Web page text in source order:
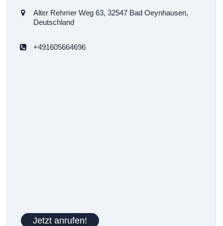
Alter Rehmer Weg 63, 32547 Bad Oeynhausen,
Deutschland
+491605664696
Jetzt anrufen!